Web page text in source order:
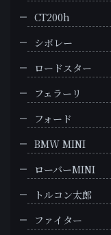
CT200h
シボレー
ロードスター
フェラーリ
フォード
BMW MINI
ローバーMINI
トルコン太郎
ファイター